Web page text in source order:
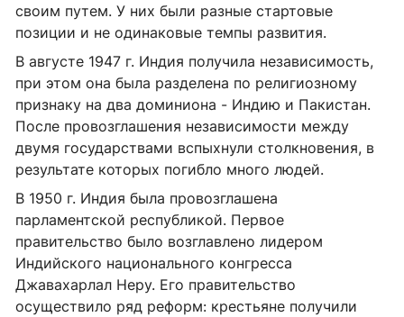
своим путем. У них были разные стартовые
позиции и не одинаковые темпы развития.
В августе 1947 г. Индия получила независимость,
при этом она была разделена по религиозному
признаку на два доминиона - Индию и Пакистан.
После провозглашения независимости между
двумя государствами вспыхнули столкновения, в
результате которых погибло много людей.
В 1950 г. Индия была провозглашена
парламентской республикой. Первое
правительство было возглавлено лидером
Индийского национального конгресса
Джавахарлал Неру. Его правительство
осуществило ряд реформ: крестьяне получили